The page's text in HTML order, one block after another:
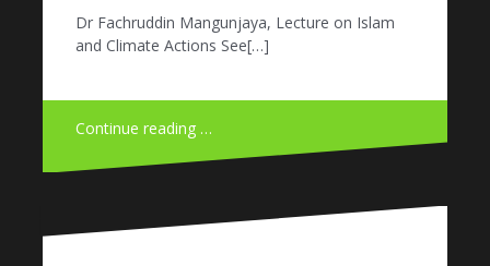
Dr Fachruddin Mangunjaya, Lecture on Islam
and Climate Actions See[…]
Continue reading …